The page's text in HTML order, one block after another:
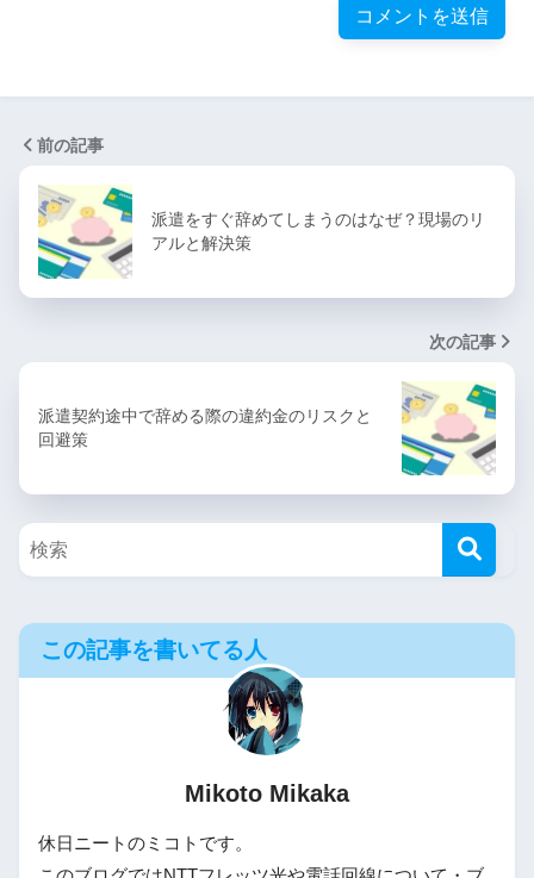
前の記事
派遣をすぐ辞めてしまうのはなぜ？現場のリ
アルと解決策
次の記事
派遣契約途中で辞める際の違約金のリスクと
回避策
この記事を書いてる人
Mikoto Mikaka
休日ニートのミコトです。